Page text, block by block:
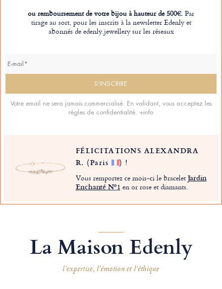
ou remboursement de votre bijou à hauteur de 500€.Par
tirage au sort, pour les inscrits à la newsletter Edenly et
abonnés de edenly.jewellery sur les réseaux
Votre email ne sera jamais commercialisé. En validant, vous acceptez les
règles de confidentialité. +info
FÉLICITATIONS ALEXANDRA
R. (Paris ) !
Vous remportez ce mois-ci le braceletJardin
Enchanté Nº1 en or rose et diamants.
La Maison Edenly
l’expertise, l’émotion et l’éthique